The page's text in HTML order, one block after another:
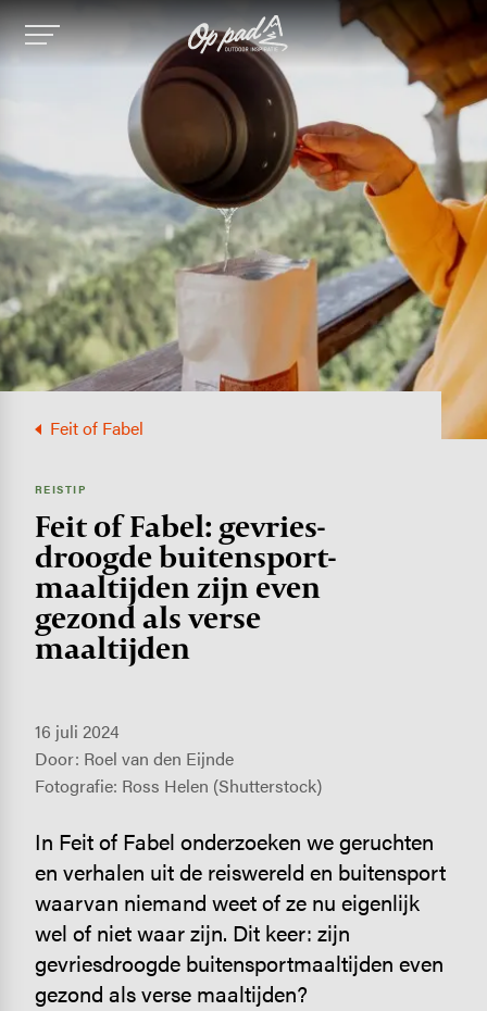
Image
Feit of Fabel
REISTIP
Feit of Fabel: gevries­
droogde buiten­sport­
maal­tijden zijn even
gezond als verse
maaltijden
16 juli 2024
Door: Roel van den Eijnde
Fotografie: Ross Helen (Shutterstock)
In Feit of Fabel onderzoeken we geruchten
en verhalen uit de reiswereld en buitensport
waarvan niemand weet of ze nu eigenlijk
wel of niet waar zijn. Dit keer: zijn
gevriesdroogde buitensportmaaltijden even
gezond als verse maaltijden?